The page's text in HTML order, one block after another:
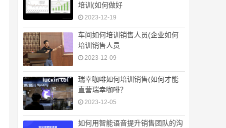
培训(如何做好
2023-12-19
车间如何培训销售人员(企业如何
培训销售人员
2023-12-09
瑞幸咖啡如何培训销售(如何才能
直营瑞幸咖啡？
2023-12-05
如何用智能语音提升销售团队的沟